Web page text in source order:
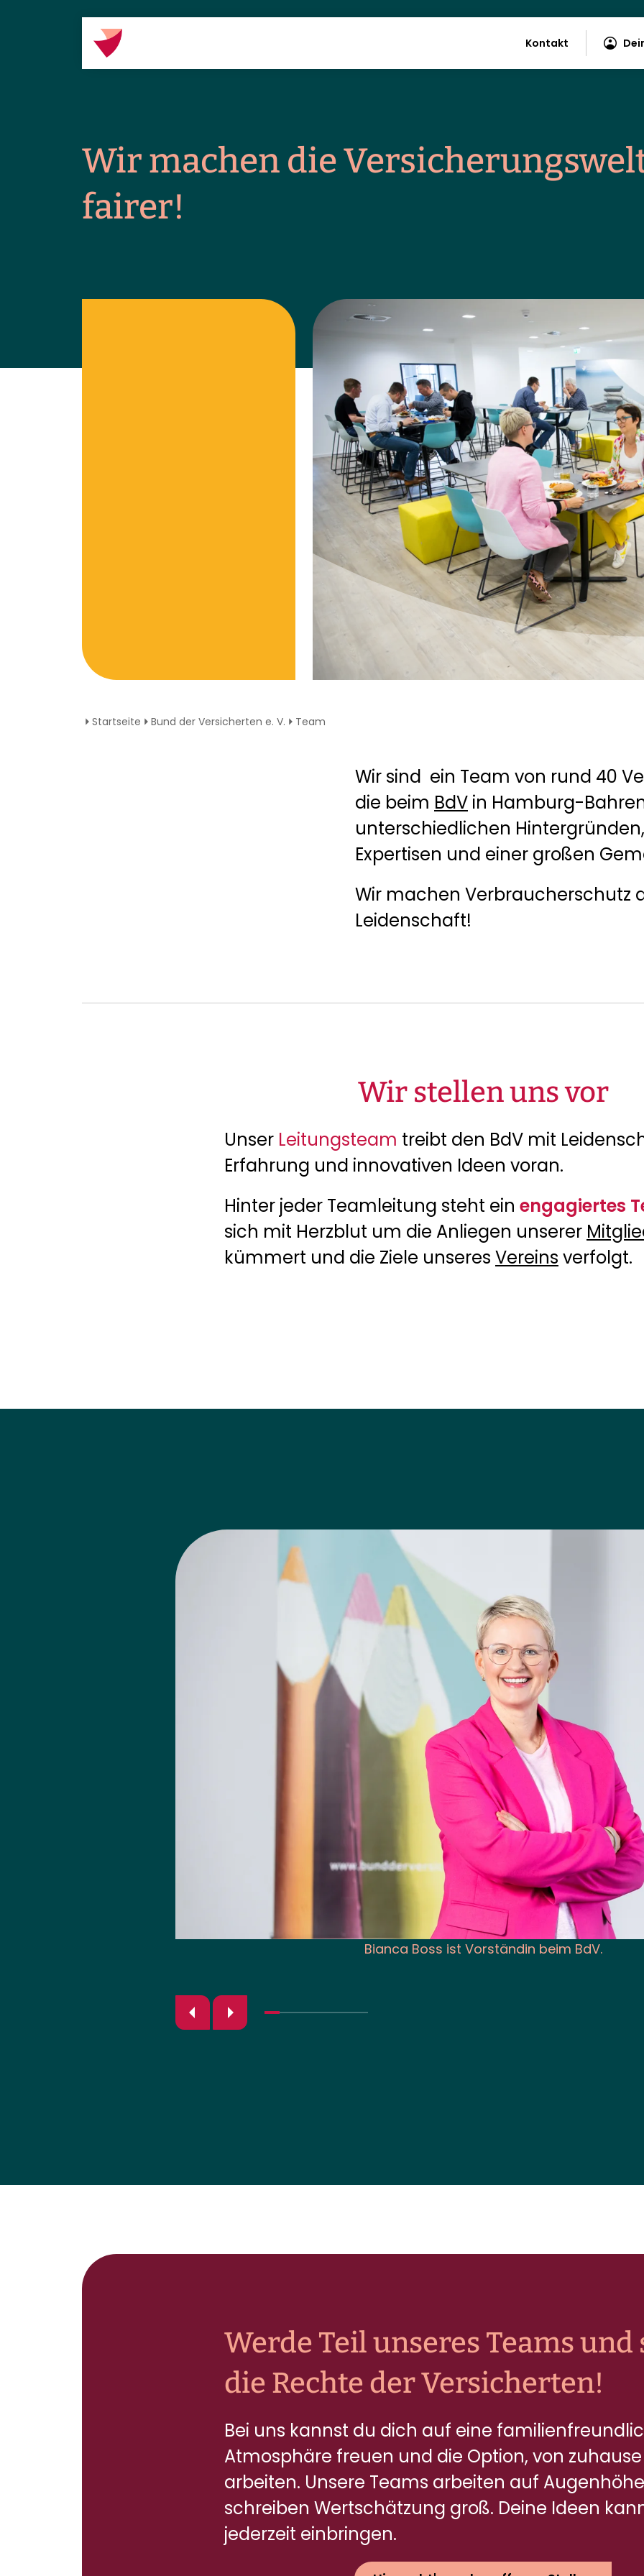
Kontakt
Wir machen die
fairer!
Startseite Bund der Versicherten e. V. Team
Wir sind ein Team von rund 40
die beim BdV in Hamburg-
unterschiedlichen
Expertisen und einer großen
Wir machen Verbraucherschutz
Leidenschaft!
Wir stellen uns vor
Unser Leitungsteam treibt den BdV mit
Erfahrung und innovativen Ideen voran.
Hinter jeder Teamleitung steht ein engagiertes
sich mit Herzblut um die Anliegen unserer
kümmert und die Ziele unseres Vereins verfolgt.
Bianca Boss ist Vorständin beim BdV.
Werde Teil unseres Teams und
die Rechte der Versicherten!
Bei uns kannst du dich auf eine
Atmosphäre freuen und die Option, von zuhause
arbeiten. Unsere Teams arbeiten auf
schreiben Wertschätzung groß. Deine Ideen
jederzeit einbringen.